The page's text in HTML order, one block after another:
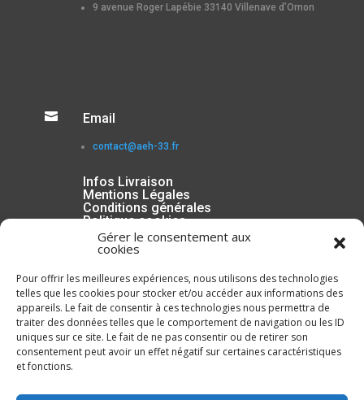
Gérer le consentement aux
cookies
Pour offrir les meilleures expériences, nous utilisons des technologies
telles que les cookies pour stocker et/ou accéder aux informations des
appareils. Le fait de consentir à ces technologies nous permettra de
traiter des données telles que le comportement de navigation ou les ID
uniques sur ce site. Le fait de ne pas consentir ou de retirer son
consentement peut avoir un effet négatif sur certaines caractéristiques
et fonctions.
9 avenue Roger Lapébie 33140 Villenave d’Ornon
 Email
contact@aeh-33.fr
Infos Livraison
Mentions Légales
Conditions générales
Politique cookies